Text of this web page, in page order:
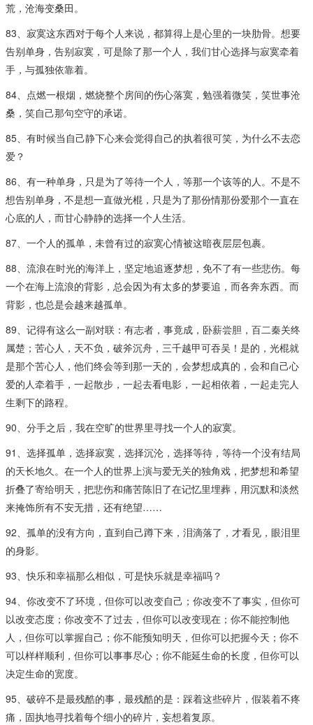
荒，沧海变桑田。
83、寂寞这东西对于每个人来说，都算得上是心里的一块肋骨。想要
告别单身，告别寂寞，可是除了那一个人，我们甘心选择与寂寞牵着
手，与孤独依靠着。
84、点燃一根烟，燃烧整个房间的伤心落寞，勉强着微笑，笑世事沧
桑，笑自己那句空守的承诺。
85、有时候当自己静下心来会觉得自己的执着很可笑，为什么不去恋
爱？
86、有一种单身，只是为了等待一个人，等那一个该等的人。不是不
想告别单身，不是想一直做光棍，只是为了那份情那份爱那个一直在
心底的人，而甘心静静的选择一个人生活。
87、一个人的孤单，未曾有过的寂寞心情被这暗夜层层包裹。
88、流浪在时光的海洋上，坚定地追逐梦想，免不了有一些悲伤。每
一个在海上流浪的背影，总会因为有太多的梦要追，而各奔东西。而
背影，也总是会越来越孤单。
89、记得有这么一副对联：有志者，事竟成，卧薪尝胆，百二秦关终
属楚；苦心人，天不负，破斧沉舟，三千越甲可吞吴！是的，光棍就
是那个苦心人，他们终会等到那一天的，会梦想成真的，会和自己心
爱的人牵着手，一起散步，一起去看电影，一起相依着，一起走完人
生剩下的路程。
90、分手之后，我在空旷的世界里寻找一个人的寂寞。
91、选择孤单，选择寂寞，选择沉沦，选择等待，等待一个没有结局
的天长地久。在一个人的世界上演与爱无关的独角戏，把梦想和希望
折叠了寄给明天，把悲伤和痛苦陈旧了在记忆里埋葬，用沉默和淡然
来掩饰所有不安无措，还有绝望……
92、孤单的没有方向，直到自己蹲下来，泪滴落了，才看见，眼泪里
的身影。
93、快乐和幸福那么相似，可是快乐就是幸福吗？
94、你改变不了环境，但你可以改变自己；你改变不了事实，但你可
以改变态度；你改变不了过去，但你可以改变现在；你不能控制他
人，但你可以掌握自己；你不能预知明天，但你可以把握今天；你不
可以样样顺利，但你可以事事尽心；你不能延生命的长度，但你可以
决定生命的宽度。
95、破碎不是最残酷的事，最残酷的是：踩着这些碎片，假装着不疼
痛，固执地寻找着每个细小的碎片，妄想着复原。